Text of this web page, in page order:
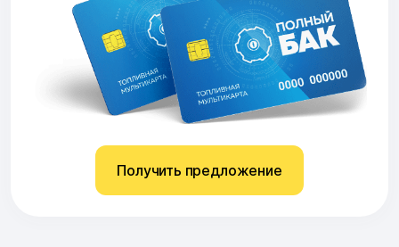
Получить предложение